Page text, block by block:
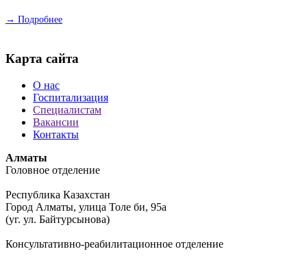
→ Подробнее
Карта сайта
О нас
Госпитализация
Специалистам
Вакансии
Контакты
Алматы
Головное отделение
Республика Казахстан
Город Алматы, улица Толе би, 95а
(уг. ул. Байтурсынова)
Консультативно-реабилитационное отделение